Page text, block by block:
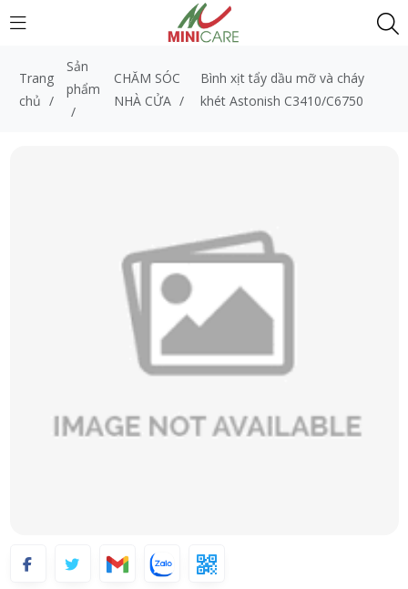
Trang
chủ /
Sản
phẩm
/
CHĂM SÓC
NHÀ CỬA /
Bình xịt tẩy dầu mỡ và cháy
khét Astonish C3410/C6750